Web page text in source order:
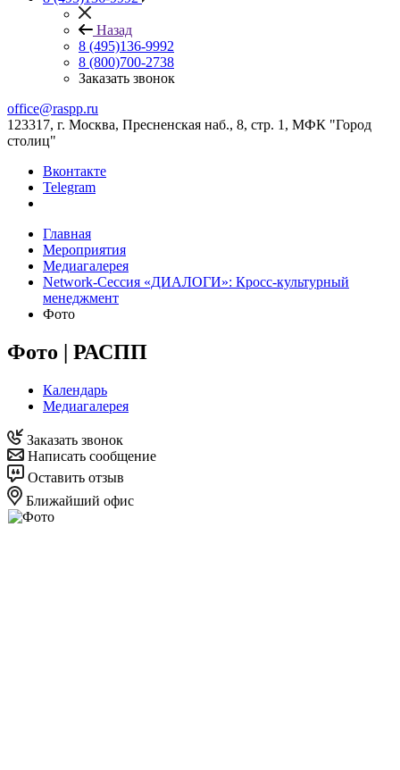
Назад
8 (495)136-9992
8 (800)700-2738
Заказать звонок
office@raspp.ru
123317, г. Москва, Пресненская наб., 8, стр. 1, МФК "Город
столиц"
Вконтакте
Telegram
Главная
Мероприятия
Медиагалерея
Network-Сессия «ДИАЛОГИ»: Кросс-культурный
менеджмент
Фото
Фото | РАСПП
Календарь
Медиагалерея
Заказать звонок
Написать сообщение
Оставить отзыв
Ближайший офис